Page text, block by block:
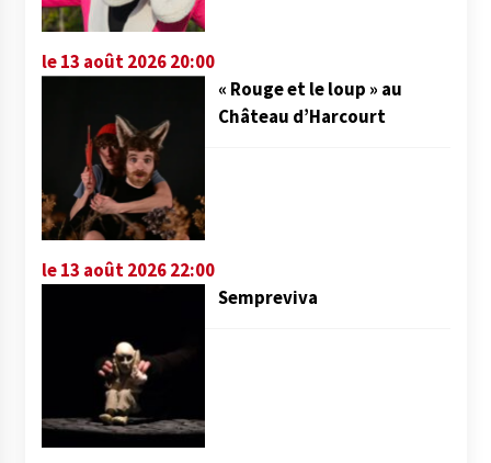
le 13 août 2026 20:00
« Rouge et le loup » au
Château d’Harcourt
le 13 août 2026 22:00
Sempreviva